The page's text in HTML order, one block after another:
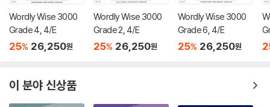
Wordly Wise 3000
Grade 4, 4/E
25% 26,250원
Wordly Wise 3000
Grade 2, 4/E
25% 26,250원
Wordly Wise 3000
Grade 6, 4/E
25% 26,250원
이 분야 신상품